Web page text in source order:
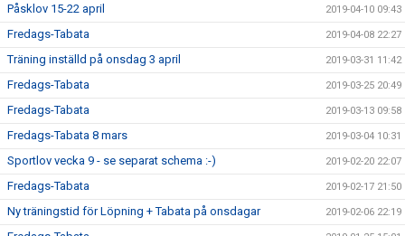
Påsklov 15-22 april 2019-04-10 09:43
Fredags-Tabata 2019-04-08 22:27
Träning inställd på onsdag 3 april 2019-03-31 11:42
Fredags-Tabata 2019-03-25 20:49
Fredags-Tabata 2019-03-13 09:58
Fredags-Tabata 8 mars 2019-03-04 10:31
Sportlov vecka 9 - se separat schema :-) 2019-02-20 22:07
Fredags-Tabata 2019-02-17 21:50
Ny träningstid för Löpning + Tabata på onsdagar 2019-02-06 22:19